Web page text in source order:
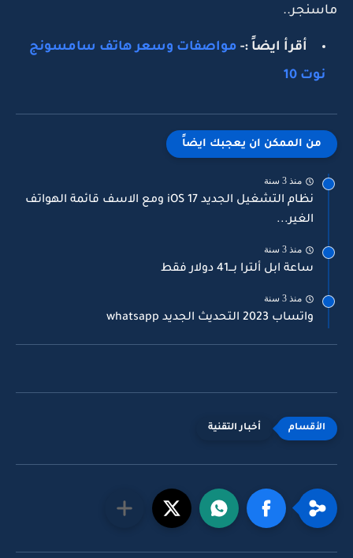
ماسنجر..
أقرأ ايضاً :- مواصفات وسعر هاتف سامسونج
نوت 10
من الممكن ان يعجبك ايضاً
منذ 3 سنة
نظام التشغيل الجديد iOS 17 ومع الاسف قائمة الهواتف
الغير...
منذ 3 سنة
ساعة ابل ألترا بـــ41 دولار فقط
منذ 3 سنة
واتساب 2023 التحديث الجديد whatsapp
أخبار التقنية